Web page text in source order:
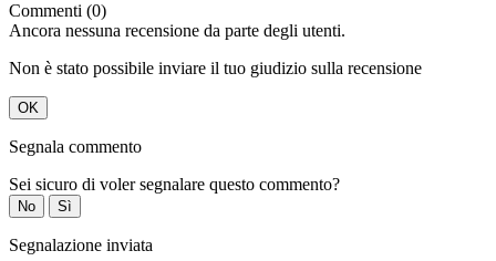
Commenti (0)
Ancora nessuna recensione da parte degli utenti.
Non è stato possibile inviare il tuo giudizio sulla recensione
OK
Segnala commento
Sei sicuro di voler segnalare questo commento?
No Sì
Segnalazione inviata